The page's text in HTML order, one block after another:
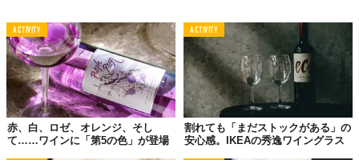
ACTIVITY
赤、白、ロゼ、オレンジ、そし
て……ワインに「第5の色」が登場
ACTIVITY
割れても「まだストックがある」の
安心感。IKEAの秀逸ワイングラス